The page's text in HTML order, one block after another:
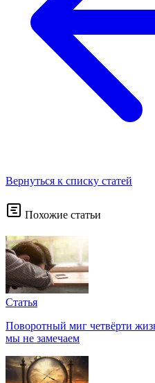
Вернуться к списку статей
Похожие статьи
Статья
Поворотный миг четвёрти
мы не замечаем